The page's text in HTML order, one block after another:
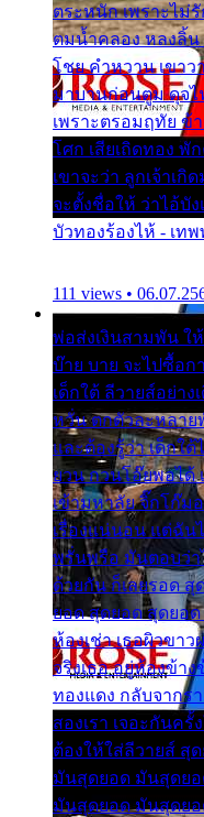
ตระหนัก เพราะไม่
ตมน้ำคลอง หลงลิ้น
โชย คำหวาน เขาว
มาบานก่อนตูม ดุจไ
เพราะตรอมฤทัย ข้
โศก เสียเถิดทอง พั
เขาจะว่า ลูกเจ้าเกิ
จะตั้งชื่อให้ ว่าไอ้บัง
บัวทองร้องไห้ - เท
111 views •
พ่อส่งเงินสามพัน ใ
บ๊าย บาย จะไปซื้อก
เด็กใต้ ลีวายส์อย่าง
หวั่น ตกตัวละหลาย
และต้องรู้ว่า เด็กใ
ยวน กวนโอ๊ยพอได้
เข้ามหาลัย จิ๊กโก๊ม
เรื่องแน่นอน แต่ฉัน
พรั่นพรือ มันตอบว่า
ด้วยกัน ก็เลยรอด
ยอด สุดยอด สุดยอ
ห้องเช่า เธอผิวขา
จริงเธอ อยู่ห้องข้า
ทองแดง กลับจากร
สองเรา เจอะกันครั้
ต้องให้ใส่ลีวายส์ สุ
มันสุดยอด มันสุดย
มันสุดยอด มันสุดย